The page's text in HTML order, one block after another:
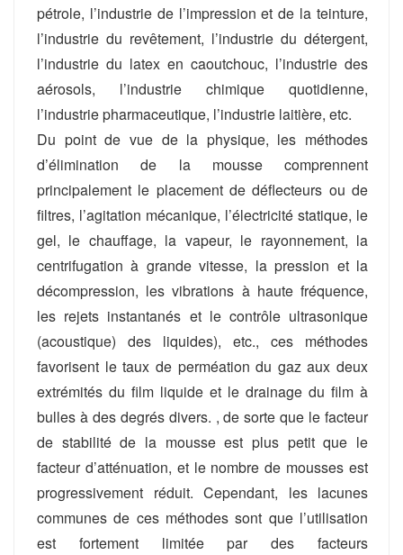
pétrole, l’industrie de l’impression et de la teinture,
l’industrie du revêtement, l’industrie du détergent,
l’industrie du latex en caoutchouc, l’industrie des
aérosols, l’industrie chimique quotidienne,
l’industrie pharmaceutique, l’industrie laitière, etc.
Du point de vue de la physique, les méthodes
d’élimination de la mousse comprennent
principalement le placement de déflecteurs ou de
filtres, l’agitation mécanique, l’électricité statique, le
gel, le chauffage, la vapeur, le rayonnement, la
centrifugation à grande vitesse, la pression et la
décompression, les vibrations à haute fréquence,
les rejets instantanés et le contrôle ultrasonique
(acoustique) des liquides), etc., ces méthodes
favorisent le taux de perméation du gaz aux deux
extrémités du film liquide et le drainage du film à
bulles à des degrés divers. , de sorte que le facteur
de stabilité de la mousse est plus petit que le
facteur d’atténuation, et le nombre de mousses est
progressivement réduit. Cependant, les lacunes
communes de ces méthodes sont que l’utilisation
est fortement limitée par des facteurs